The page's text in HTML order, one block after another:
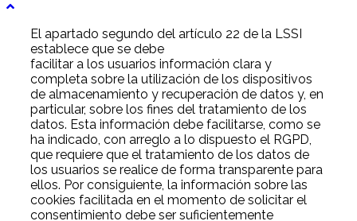
El apartado segundo del artículo 22 de la LSSI
establece que se debe
facilitar a los usuarios información clara y
completa sobre la utilización de los dispositivos
de almacenamiento y recuperación de datos y, en
particular, sobre los fines del tratamiento de los
datos. Esta información debe facilitarse, como se
ha indicado, con arreglo a lo dispuesto el RGPD,
que requiere que el tratamiento de los datos de
los usuarios se realice de forma transparente para
ellos. Por consiguiente, la información sobre las
cookies facilitada en el momento de solicitar el
consentimiento debe ser suficientemente